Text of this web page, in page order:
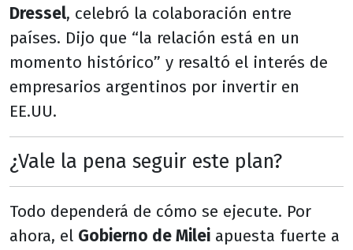
Dressel, celebró la colaboración entre
países. Dijo que “la relación está en un
momento histórico” y resaltó el interés de
empresarios argentinos por invertir en
EE.UU.
¿Vale la pena seguir este plan?
Todo dependerá de cómo se ejecute. Por
ahora, el Gobierno de Milei apuesta fuerte a